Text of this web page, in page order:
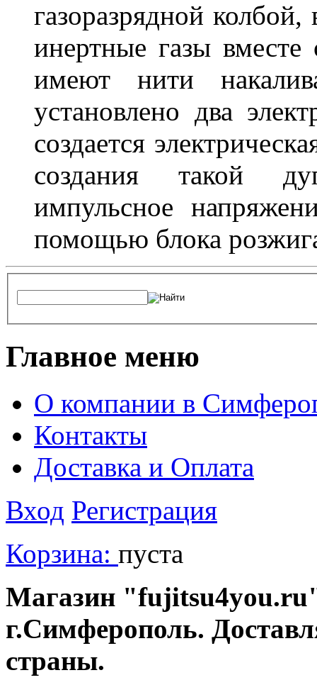
газоразрядной
инертные газы
имеют нити
установлено два
создается
создания такой
импульсное
помощью блока
Главное меню
О компании в
Контакты
Доставка и Оплата
Вход Регистрация
Корзина: пуста
Магазин
г.Симферополь.
страны.